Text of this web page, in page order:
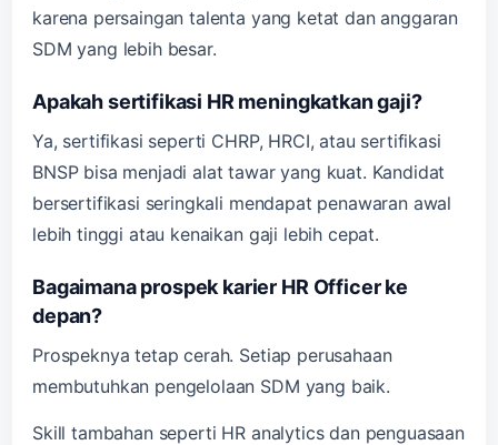
karena persaingan talenta yang ketat dan anggaran
SDM yang lebih besar.
Apakah sertifikasi HR meningkatkan gaji?
Ya, sertifikasi seperti CHRP, HRCI, atau sertifikasi
BNSP bisa menjadi alat tawar yang kuat. Kandidat
bersertifikasi seringkali mendapat penawaran awal
lebih tinggi atau kenaikan gaji lebih cepat.
Bagaimana prospek karier HR Officer ke
depan?
Prospeknya tetap cerah. Setiap perusahaan
membutuhkan pengelolaan SDM yang baik.
Skill tambahan seperti HR analytics dan penguasaan